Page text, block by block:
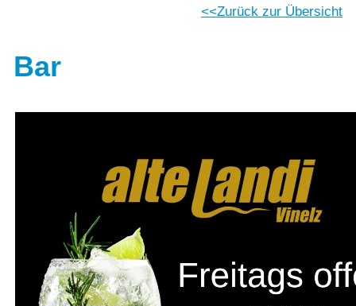
Zurück zur Übersicht
Bar